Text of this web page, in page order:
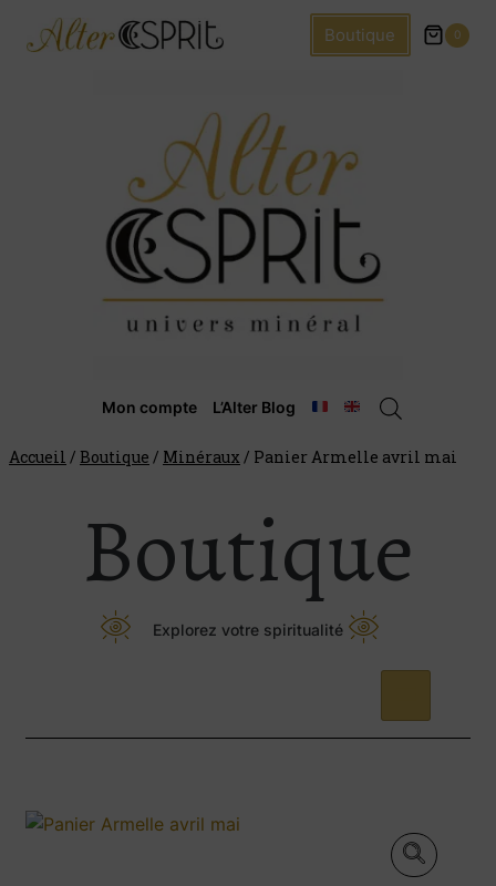
Boutique 0
Mon compte L’Alter Blog
Accueil / Boutique / Minéraux / Panier Armelle avril mai
Boutique
Explorez votre spiritualité